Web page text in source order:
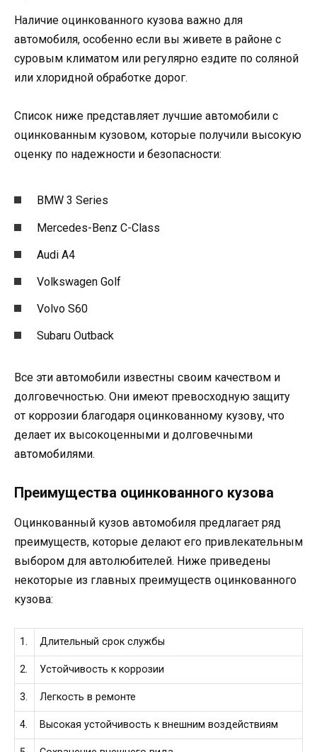
Наличие оцинкованного кузова важно для
автомобиля, особенно если вы живете в районе с
суровым климатом или регулярно ездите по соляной
или хлоридной обработке дорог.
Список ниже представляет лучшие автомобили с
оцинкованным кузовом, которые получили высокую
оценку по надежности и безопасности:
BMW 3 Series
Mercedes-Benz C-Class
Audi A4
Volkswagen Golf
Volvo S60
Subaru Outback
Все эти автомобили известны своим качеством и
долговечностью. Они имеют превосходную защиту
от коррозии благодаря оцинкованному кузову, что
делает их высокоценными и долговечными
автомобилями.
Преимущества оцинкованного кузова
Оцинкованный кузов автомобиля предлагает ряд
преимуществ, которые делают его привлекательным
выбором для автолюбителей. Ниже приведены
некоторые из главных преимуществ оцинкованного
кузова:
1. Длительный срок службы
2. Устойчивость к коррозии
3. Легкость в ремонте
4. Высокая устойчивость к внешним воздействиям